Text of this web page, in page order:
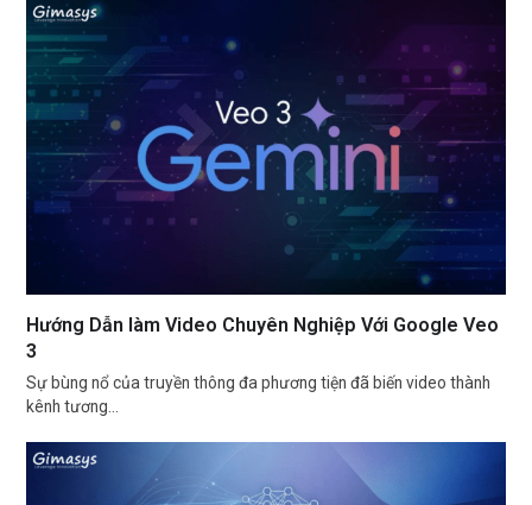
Hướng Dẫn làm Video Chuyên Nghiệp Với Google Veo
3
Sự bùng nổ của truyền thông đa phương tiện đã biến video thành
kênh tương…